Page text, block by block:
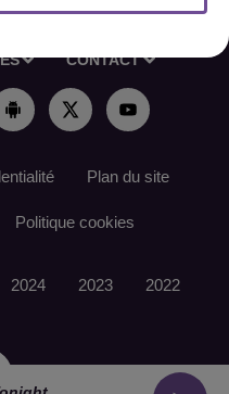
PODCAST
CONTACT
Plan du site
Politique cookies
2024 2023 2022